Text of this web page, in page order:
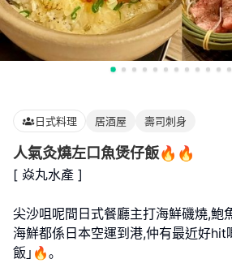
日式料理 居酒屋 壽司刺身
人氣灸燒左口魚煲仔飯🔥🔥
[ 焱丸水產 ]
尖沙咀呢間日式餐廳主打海鮮磯燒,鮑
海鮮都係日本空運到港,仲有最近好hit
飯｣🔥｡